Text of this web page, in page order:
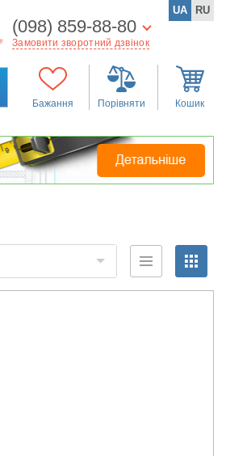
(098) 859-88-80
Замовити зворотний дзвінок
UA RU
Бажання Порівняти Кошик